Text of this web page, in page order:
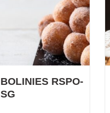
BOLINIES RSPO-
SG